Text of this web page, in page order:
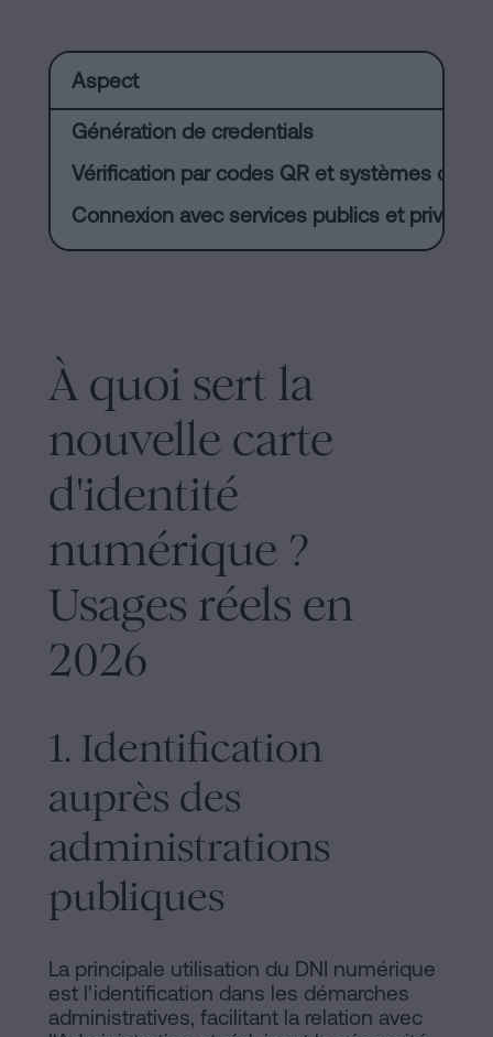
Aspect
Génération de credentials
Vérification par codes QR et systèmes
Connexion avec services publics et privés
À quoi sert la
nouvelle carte
d'identité
numérique ?
Usages réels en
2026
1. Identification
auprès des
administrations
publiques
La principale utilisation du DNI numérique
est l'identification dans les démarches
administratives, facilitant la relation avec